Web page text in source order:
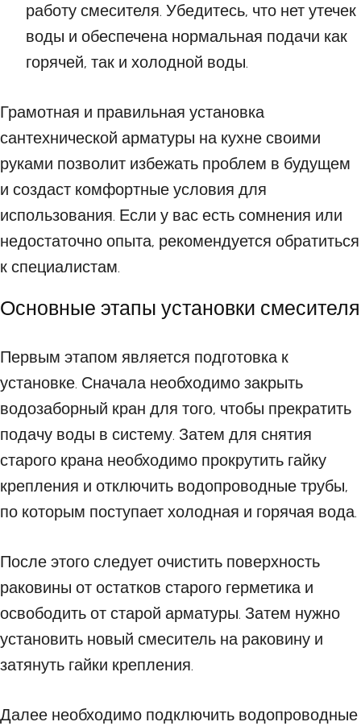
работу смесителя. Убедитесь, что нет утечек
воды и обеспечена нормальная подачи как
горячей, так и холодной воды.
Грамотная и правильная установка
сантехнической арматуры на кухне своими
руками позволит избежать проблем в будущем
и создаст комфортные условия для
использования. Если у вас есть сомнения или
недостаточно опыта, рекомендуется обратиться
к специалистам.
Основные этапы установки смесителя
Первым этапом является подготовка к
установке. Сначала необходимо закрыть
водозаборный кран для того, чтобы прекратить
подачу воды в систему. Затем для снятия
старого крана необходимо прокрутить гайку
крепления и отключить водопроводные трубы,
по которым поступает холодная и горячая вода.
После этого следует очистить поверхность
раковины от остатков старого герметика и
освободить от старой арматуры. Затем нужно
установить новый смеситель на раковину и
затянуть гайки крепления.
Далее необходимо подключить водопроводные